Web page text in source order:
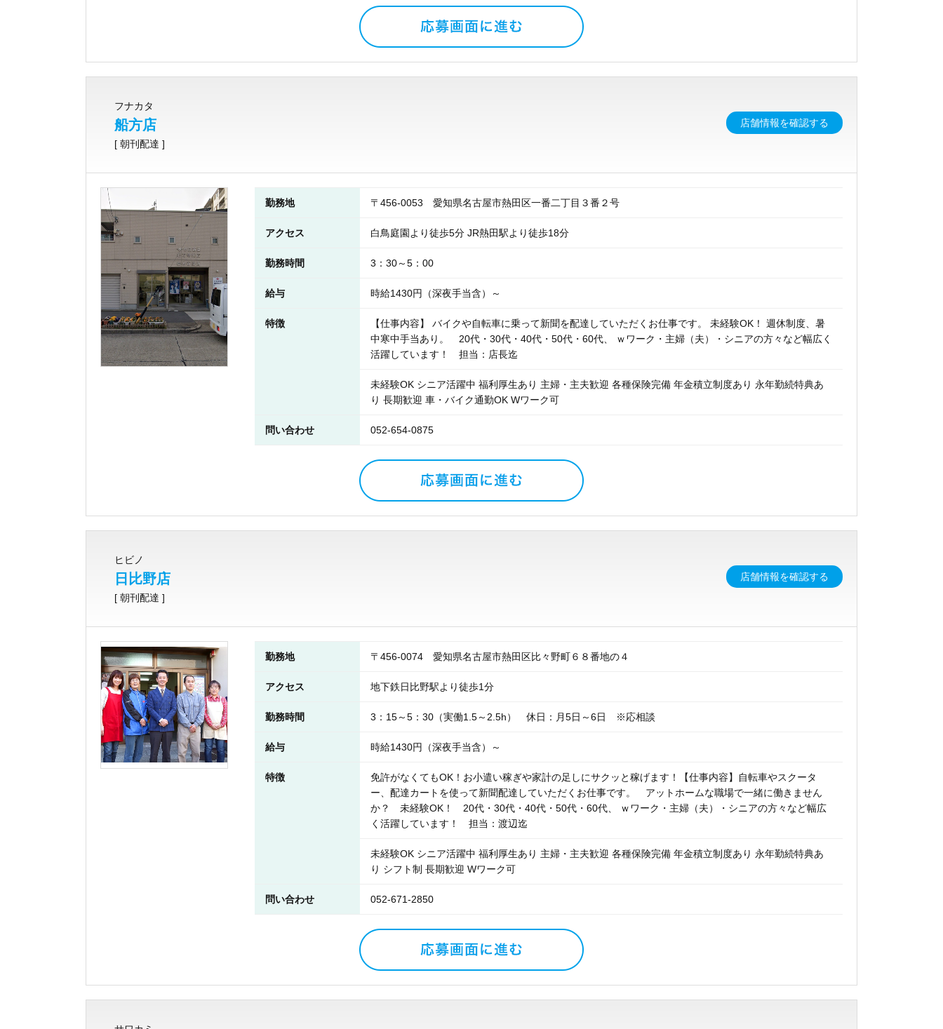
フナカタ
船方店
[ 朝刊配達 ]
店舗情報を確認する
勤務地 〒456-0053 愛知県名古屋市熱田区一番二丁目３番２号
アクセス 白鳥庭園より徒歩5分 JR熱田駅より徒歩18分
勤務時間 3：30～5：00
給与 時給1430円（深夜手当含）～
特徴
【仕事内容】 バイクや自転車に乗って新聞を配達していただくお仕事です。 未経験OK！ 週休制度、暑
中寒中手当あり。 20代・30代・40代・50代・60代、 ｗワーク・主婦（夫）・シニアの方々など幅広く
活躍しています！ 担当：店長迄
未経験OK シニア活躍中 福利厚生あり 主婦・主夫歓迎 各種保険完備 年金積立制度あり 永年勤続特典あ
り 長期歓迎 車・バイク通勤OK Wワーク可
問い合わせ 052-654-0875
ヒビノ
日比野店
[ 朝刊配達 ]
店舗情報を確認する
勤務地 〒456-0074 愛知県名古屋市熱田区比々野町６８番地の４
アクセス 地下鉄日比野駅より徒歩1分
勤務時間 3：15～5：30（実働1.5～2.5h） 休日：月5日～6日 ※応相談
給与 時給1430円（深夜手当含）～
特徴
免許がなくてもOK！お小遣い稼ぎや家計の足しにサクッと稼げます！【仕事内容】自転車やスクータ
ー、配達カートを使って新聞配達していただくお仕事です。 アットホームな職場で一緒に働きません
か？ 未経験OK！ 20代・30代・40代・50代・60代、 ｗワーク・主婦（夫）・シニアの方々など幅広
く活躍しています！ 担当：渡辺迄
未経験OK シニア活躍中 福利厚生あり 主婦・主夫歓迎 各種保険完備 年金積立制度あり 永年勤続特典あ
り シフト制 長期歓迎 Wワーク可
問い合わせ 052-671-2850